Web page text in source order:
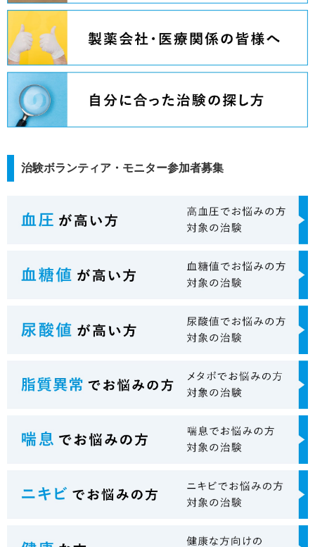
治験ボランティア・モニター参加者募集